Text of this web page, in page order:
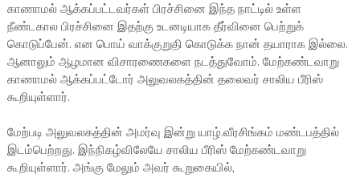
காணாமல் ஆக்கப்பட்டவர்கள் பிரச்சினை இந்த நாட்டில் உள்ள
நீண்டகால பிரச்சினை இதற்கு உடனடியாக தீர்வினை பெற்றுக்
கொடுப்பேன். என பொய் வாக்குறுதி கொடுக்க நான் தயாராக இல்லை.
ஆனாலும் ஆழமான விசாரணைகளை நடத்துவோம். மேற்கண்டவாறு
காணாமல் ஆக்கப்பட்டோர் அலுவலகத்தின் தலைவர் சாலிய பீரிஸ்
கூறியுள்ளார்.
மேற்படி அலுவலகத்தின் அமர்வு இன்று யாழ்.வீரசிங்கம் மண்டபத்தில்
இடம்பெற்றது. இந்நிகழ்விலேயே சாலிய பீரிஸ் மேற்கண்டவாறு
கூறியுள்ளார். அங்கு மேலும் அவர் கூறுகையில்,